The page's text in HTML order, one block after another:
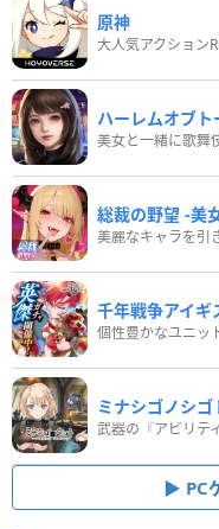
原神
大人気アクション
ハーレムオブト
美女と一緒に歌舞
総裁の野望 -美
美麗なキャラを引
千年戦争アイギ
個性豊かなユニッ
ミナシゴノシゴ
PC